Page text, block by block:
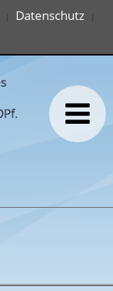
| Datenschutz |